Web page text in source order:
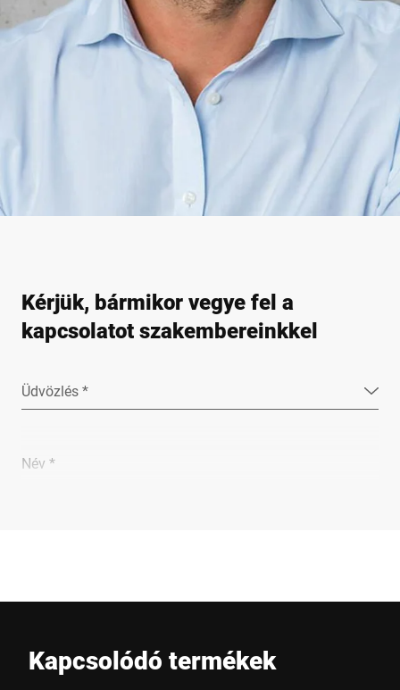
Kérjük, bármikor vegye fel a
kapcsolatot szakembereinkkel
Üdvözlés *
Név *
E-Mail *
Telefon *
Kapcsolódó termékek